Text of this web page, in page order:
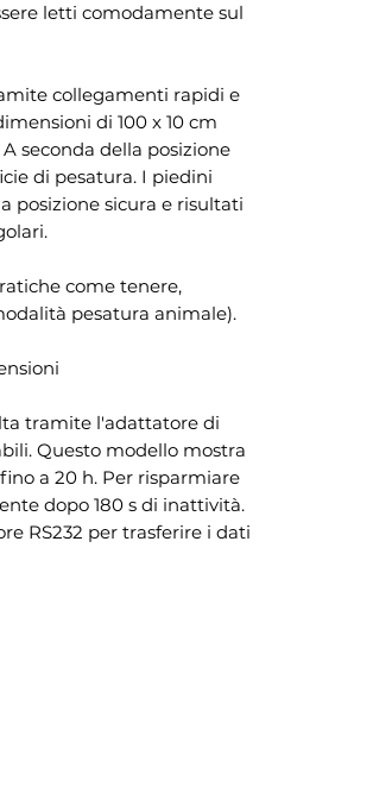
letti comodamente sul
collegamenti rapidi e
di 100 x 10 cm
seconda della posizione
di pesatura. I piedini
posizione sicura e risultati
come tenere,
pesatura animale).
tramite l'adattatore di
Questo modello mostra
a 20 h. Per risparmiare
dopo 180 s di inattività.
RS232 per trasferire i dati